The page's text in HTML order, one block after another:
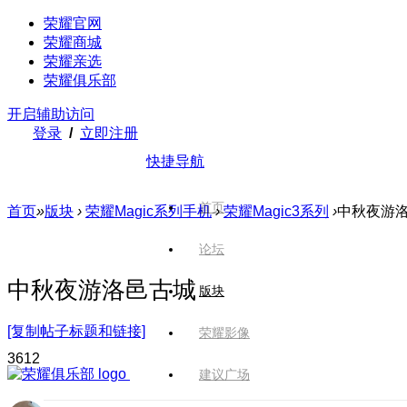
荣耀官网
荣耀商城
荣耀亲选
荣耀俱乐部
开启辅助访问
登录 / 立即注册
快捷导航
首页
论坛
版块
荣耀影像
建议广场
首页»版块 › 荣耀Magic系列手机 › 荣耀Magic3系列 ›中秋夜游
中秋夜游洛邑古城
[复制帖子标题和链接]
3612